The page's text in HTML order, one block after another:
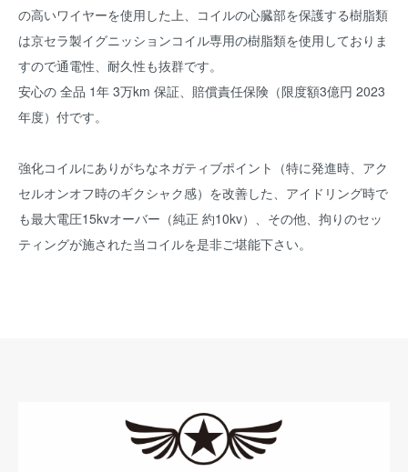
の高いワイヤーを使用した上、コイルの心臓部を保護する樹脂類
は京セラ製イグニッションコイル専用の樹脂類を使用しておりま
すので通電性、耐久性も抜群です。
安心の 全品 1年 3万km 保証、賠償責任保険（限度額3億円 2023
年度）付です。
強化コイルにありがちなネガティブポイント（特に発進時、アク
セルオンオフ時のギクシャク感）を改善した、アイドリング時で
も最大電圧15kvオーバー（純正 約10kv）、その他、拘りのセッ
ティングが施された当コイルを是非ご堪能下さい。